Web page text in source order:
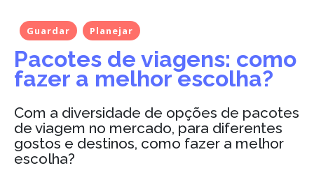
Guardar Planejar
Pacotes de viagens: como
fazer a melhor escolha?
Com a diversidade de opções de pacotes
de viagem no mercado, para diferentes
gostos e destinos, como fazer a melhor
escolha?